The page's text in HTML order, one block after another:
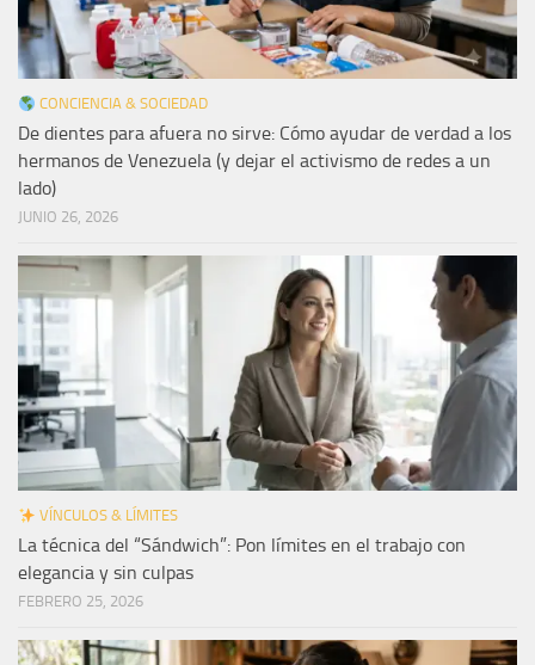
CONCIENCIA & SOCIEDAD
De dientes para afuera no sirve: Cómo ayudar de verdad a los
hermanos de Venezuela (y dejar el activismo de redes a un
lado)
JUNIO 26, 2026
VÍNCULOS & LÍMITES
La técnica del “Sándwich”: Pon límites en el trabajo con
elegancia y sin culpas
FEBRERO 25, 2026